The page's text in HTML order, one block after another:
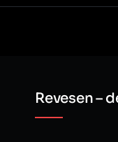
Revesen –